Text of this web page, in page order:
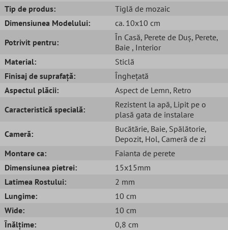
Tip de produs:
Tiglă de mozaic
Dimensiunea Modelului:
ca. 10x10 cm
Potrivit pentru:
În Casă, Perete de Duș, Perete,
Baie , Interior
Material:
Sticlă
Finisaj de suprafață:
Înghețată
Aspectul plăcii:
Aspect de Lemn, Retro
Caracteristică specială:
Rezistent la apă, Lipit pe o
plasă gata de instalare
Cameră:
Bucătărie, Baie, Spălătorie,
Depozit, Hol, Cameră de zi
Montare ca:
Faianta de perete
Dimensiunea pietrei:
15x15mm
Latimea Rostului:
2 mm
Lungime:
10 cm
Wide:
10 cm
Înălțime:
0,8 cm